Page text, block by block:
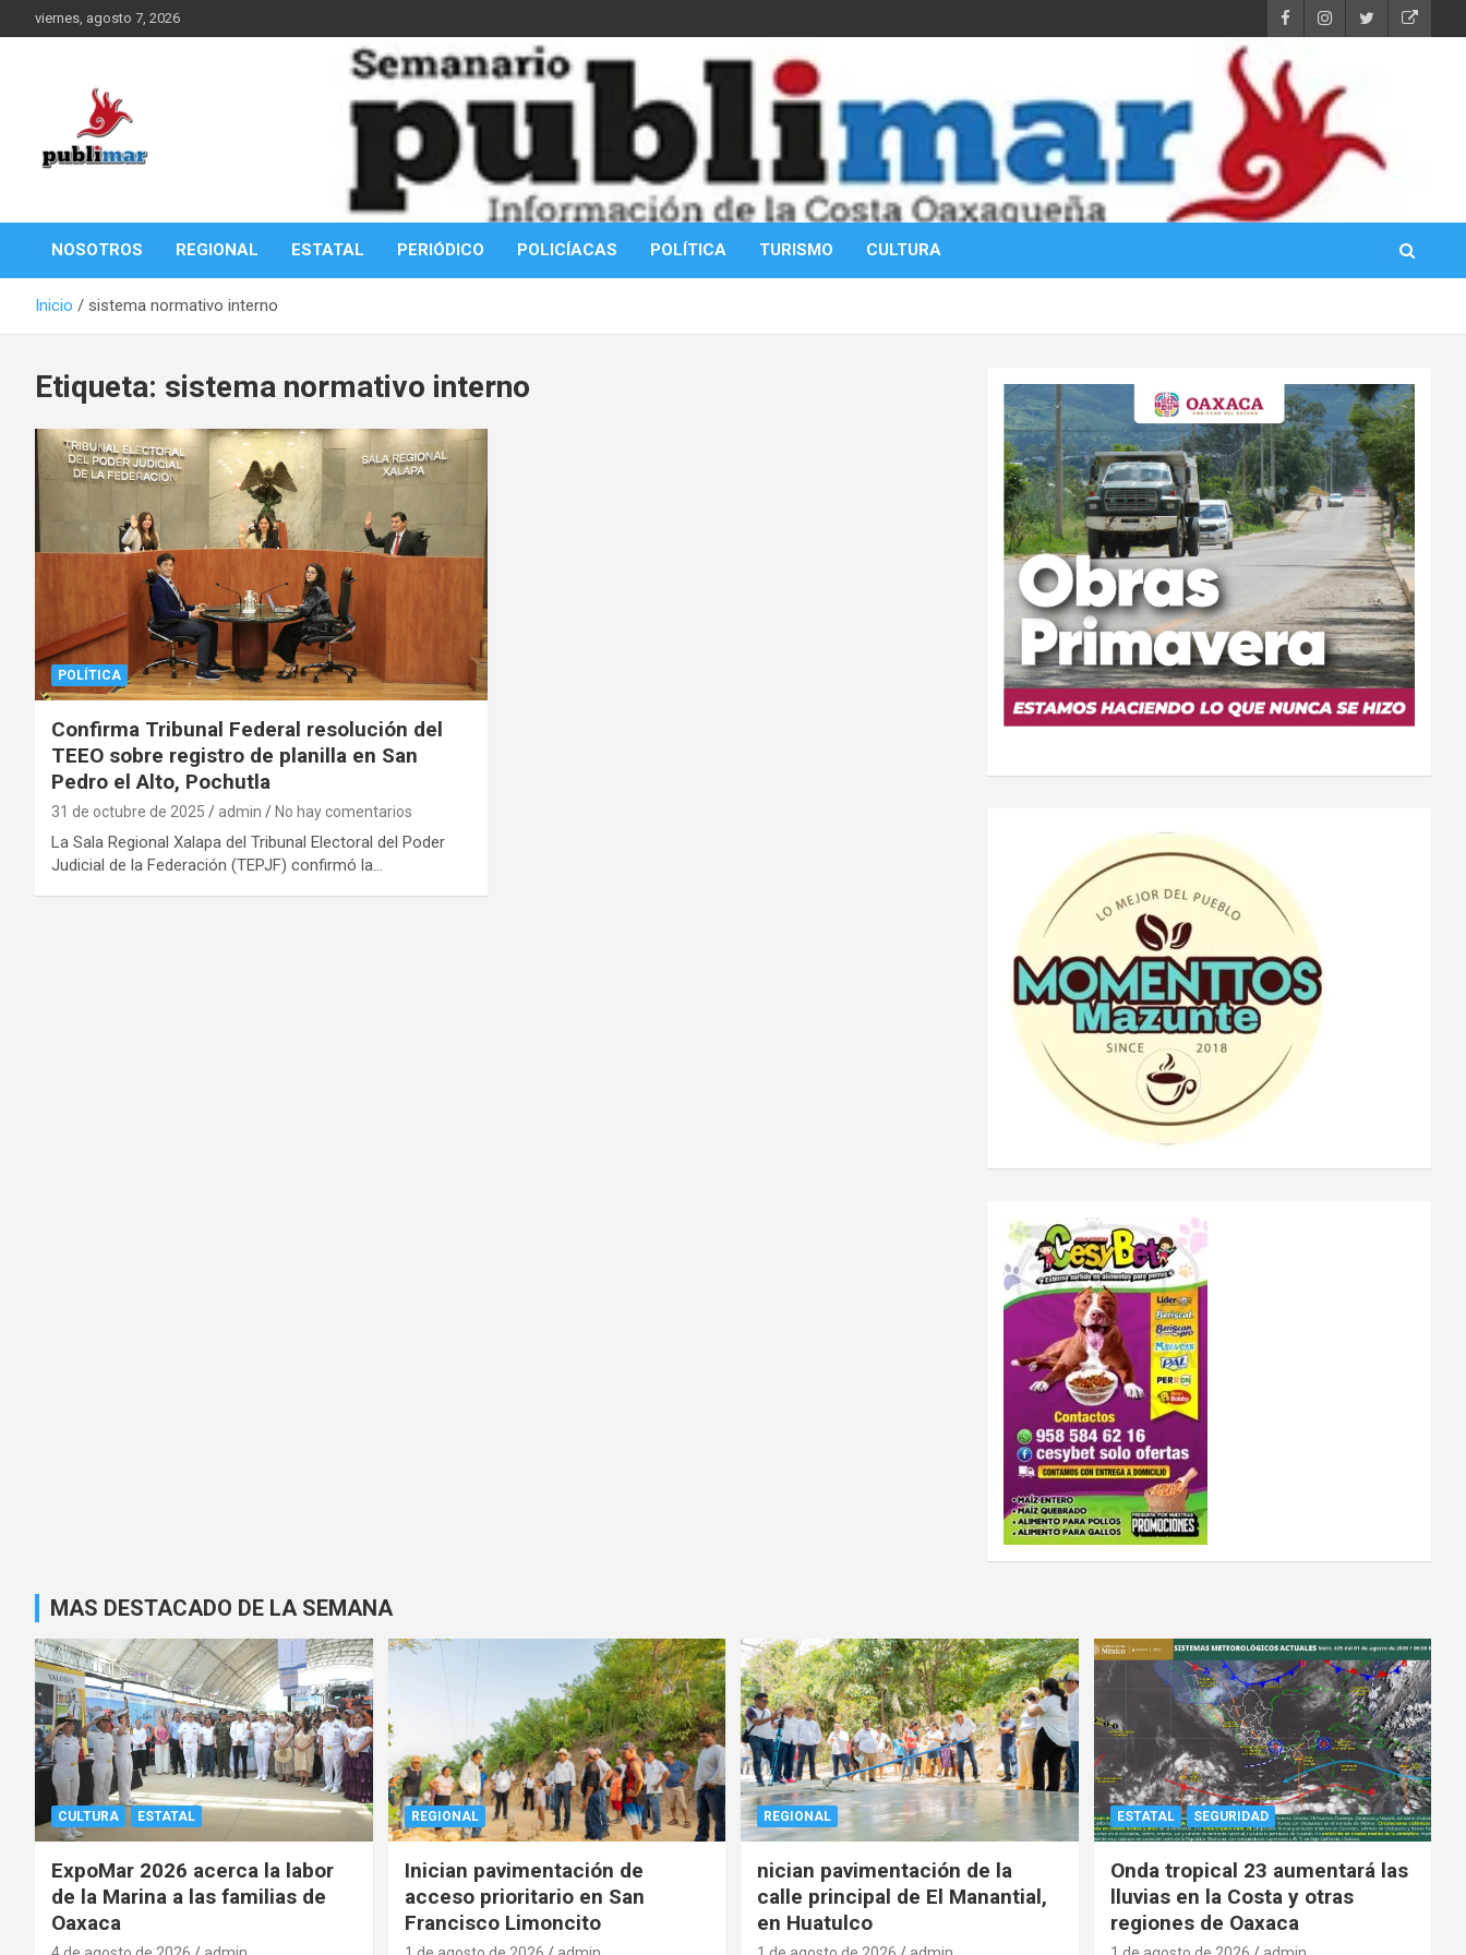
al
viernes, agosto 7, 2026
PubliMar
NOSOTROS REGIONAL ESTATAL PERIÓDICO POLICÍACAS POLÍTICA TURISMO CULTURA
Inicio sistema normativo interno
Etiqueta: sistema normativo interno
POLÍTICA
Confirma Tribunal Federal resolución del
TEEO sobre registro de planilla en San
Pedro el Alto, Pochutla
31 de octubre de 2025 admin No hay comentarios
La Sala Regional Xalapa del Tribunal Electoral del Poder
Judicial de la Federación (TEPJF) confirmó la…
MAS DESTACADO DE LA SEMANA
CULTURA ESTATAL
ExpoMar 2026 acerca la labor
de la Marina a las familias de
Oaxaca
REGIONAL
Inician pavimentación de
acceso prioritario en San
Francisco Limoncito
REGIONAL
nician pavimentación de la
calle principal de El Manantial,
en Huatulco
ESTATAL SEGURIDAD
Onda tropical 23 aumentará las
lluvias en la Costa y otras
regiones de Oaxaca